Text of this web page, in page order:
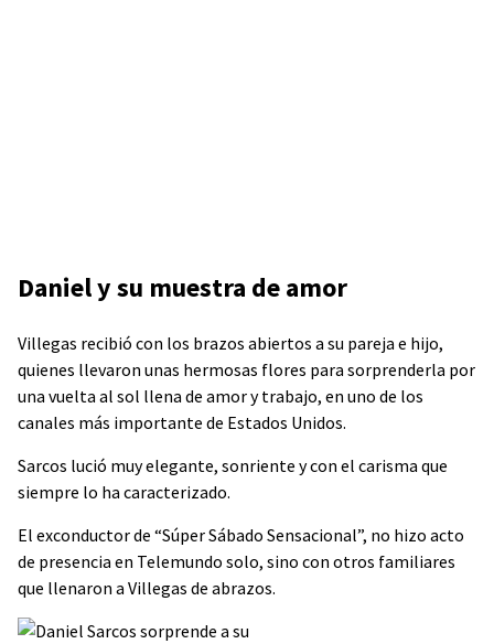
Daniel y su muestra de amor
Villegas recibió con los brazos abiertos a su pareja e hijo,
quienes llevaron unas hermosas flores para sorprenderla por
una vuelta al sol llena de amor y trabajo, en uno de los
canales más importante de Estados Unidos.
Sarcos lució muy elegante, sonriente y con el carisma que
siempre lo ha caracterizado.
El exconductor de “Súper Sábado Sensacional”, no hizo acto
de presencia en Telemundo solo, sino con otros familiares
que llenaron a Villegas de abrazos.